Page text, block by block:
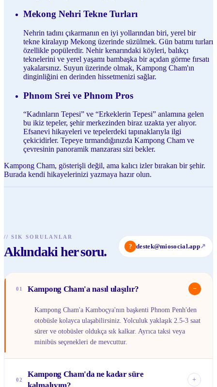
Mekong Nehri Tekne Turları
Nehrin tadını çıkarmanın en iyi yollarından biri, yerel bir
tekne kiralayıp Mekong üzerinde süzülmek. Gün batımı turları
özellikle popülerdir. Nehir kenarındaki köyleri, balıkçı
teknelerini ve yerel yaşamı bambaşka bir açıdan görme fırsatı
yakalarsınız. Suyun üzerinde olmak, Kampong Cham'ın
dinginliğini en derinden hissetmenizi sağlar.
Phnom Srei ve Phnom Pros
“Kadınların Tepesi” ve “Erkeklerin Tepesi” anlamına gelen
bu ikiz tepeler, şehir merkezinden biraz uzakta yer alıyor.
Efsanevi hikayeleri ve tepelerdeki tapınaklarıyla ilgi
çekicidirler. Tepeye tırmandığınızda Kampong Cham ve
çevresinin panoramik manzarası sizi bekler.
Kampong Cham, gösterişli değil, ama kalıcı izler bırakan bir şehir.
Burada kendi hikayelerinizi yazmaya hazır olun.
// SIK SORULANLAR
Aklındaki her soru. ? destek@miosocial.app↗
01 Kampong Cham'a nasıl ulaşılır? −
Kampong Cham'a Kamboçya'nın başkenti Phnom Penh'den
otobüsle kolayca ulaşabilirsiniz. Yolculuk yaklaşık 2.5-3 saat
sürer ve otobüsler oldukça sık kalkar. Ayrıca taksi veya
minibüs seçenekleri de mevcuttur.
02
Kampong Cham'da ne kadar süre
+